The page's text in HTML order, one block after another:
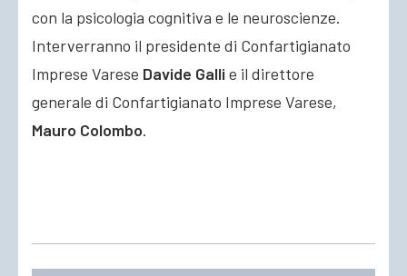
con la psicologia cognitiva e le neuroscienze.
Interverranno il presidente di Confartigianato
Imprese Varese Davide Galli e il direttore
generale di Confartigianato Imprese Varese,
Mauro Colombo.